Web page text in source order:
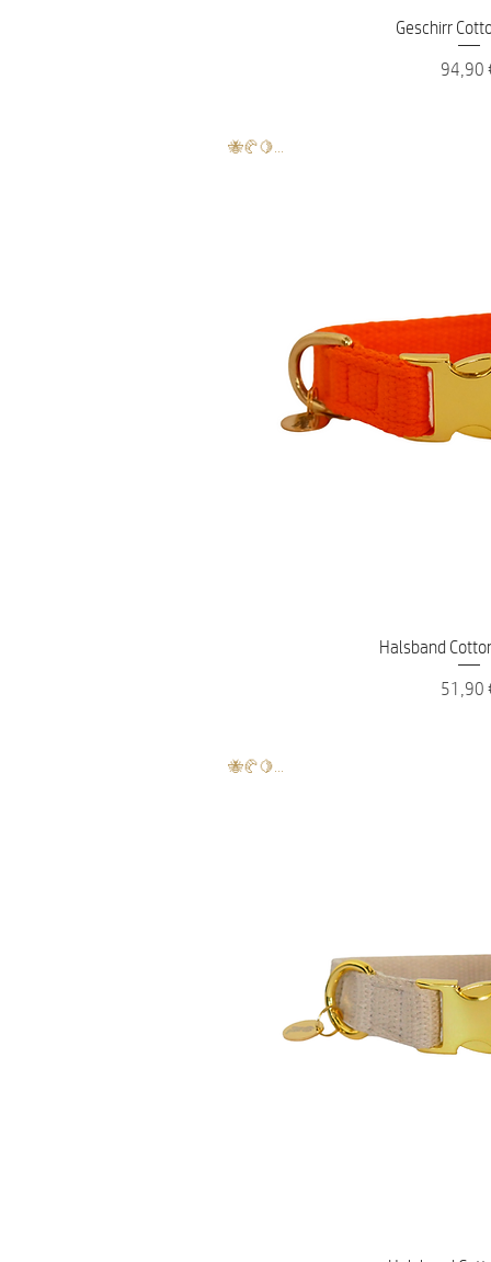
Geschirr
Preis
94,90
🐝🥐🍋...
Halsband
Preis
51,90
🐝🥐🍋...